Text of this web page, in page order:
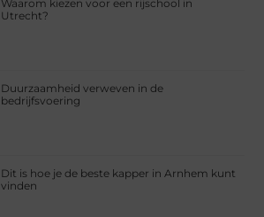
Waarom kiezen voor een rijschool in
Utrecht?
Duurzaamheid verweven in de
bedrijfsvoering
Dit is hoe je de beste kapper in Arnhem kunt
vinden